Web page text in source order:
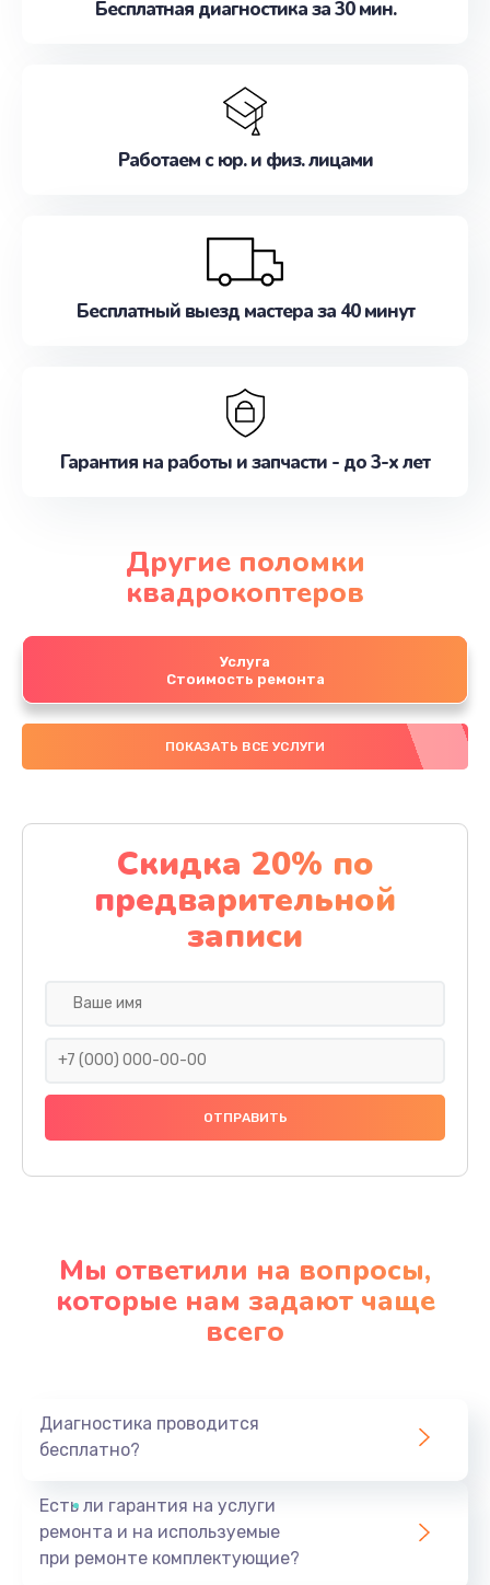
Бесплатная диагностика за 30 мин.
Работаем с юр. и физ. лицами
Бесплатный выезд мастера за 40 минут
Гарантия на работы и запчасти - до 3-х лет
Другие поломки
квадрокоптеров
Услуга
Стоимость ремонта
ПОКАЗАТЬ ВСЕ УСЛУГИ
Скидка 20% по
предварительной
записи
Мы ответили на вопросы,
которые нам задают чаще
всего
Диагностика проводится
бесплатно?
Есть ли гарантия на услуги
ремонта и на используемые
при ремонте комплектующие?